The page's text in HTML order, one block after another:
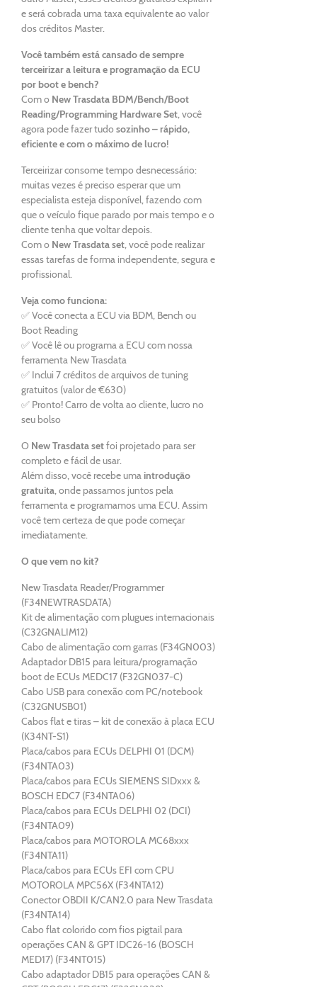
e será cobrada uma taxa equivalente ao valor
dos créditos Master.
Você também está cansado de sempre
terceirizar a leitura e programação da ECU
por boot e bench?
Com o New Trasdata BDM/Bench/Boot
Reading/Programming Hardware Set, você
agora pode fazer tudosozinho – rápido,
eficiente e com o máximo de lucro!
Terceirizar consome tempo desnecessário:
muitas vezes é preciso esperar que um
especialista esteja disponível, fazendo com
que o veículo fique parado por mais tempo e o
cliente tenha que voltar depois.
Com o New Trasdata set, você pode realizar
essas tarefas de forma independente, segura e
profissional.
Veja como funciona:
✅ Você conecta a ECU via BDM, Bench ou
Boot Reading
✅ Você lê ou programa a ECU com nossa
ferramenta New Trasdata
✅ Inclui 7 créditos de arquivos de tuning
gratuitos (valor de €630)
✅ Pronto! Carro de volta ao cliente, lucro no
seu bolso
O New Trasdata setfoi projetado para ser
completo e fácil de usar.
Além disso, você recebe uma introdução
gratuita, onde passamos juntos pela
ferramenta e programamos uma ECU. Assim
você tem certeza de que pode começar
imediatamente.
O que vem no kit?
New Trasdata Reader/Programmer
(F34NEWTRASDATA)
Kit de alimentação com plugues internacionais
(C32GNALIM12)
Cabo de alimentação com garras (F34GN003)
Adaptador DB15 para leitura/programação
boot de ECUs MEDC17 (F32GN037-C)
Cabo USB para conexão com PC/notebook
(C32GNUSB01)
Cabos flat e tiras – kit de conexão à placa ECU
(K34NT-S1)
Placa/cabos para ECUs DELPHI 01 (DCM)
(F34NTA03)
Placa/cabos para ECUs SIEMENS SIDxxx &
BOSCH EDC7 (F34NTA06)
Placa/cabos para ECUs DELPHI 02 (DCI)
(F34NTA09)
Placa/cabos para MOTOROLA MC68xxx
(F34NTA11)
Placa/cabos para ECUs EFI com CPU
MOTOROLA MPC56X (F34NTA12)
Conector OBDII K/CAN2.0 para New Trasdata
(F34NTA14)
Cabo flat colorido com fios pigtail para
operações CAN & GPT IDC26-16 (BOSCH
MED17) (F34NT015)
Cabo adaptador DB15 para operações CAN &